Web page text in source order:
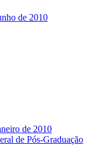
de 2010
de 2010
de Pós-Graduação